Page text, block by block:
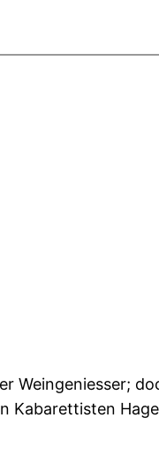
Weingeniesser;
Kabarettisten